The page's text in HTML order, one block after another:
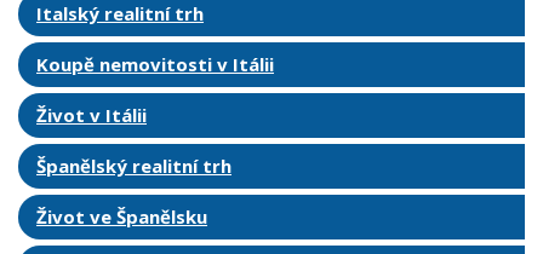
Italský realitní trh
Koupě nemovitosti v Itálii
Život v Itálii
Španělský realitní trh
Život ve Španělsku